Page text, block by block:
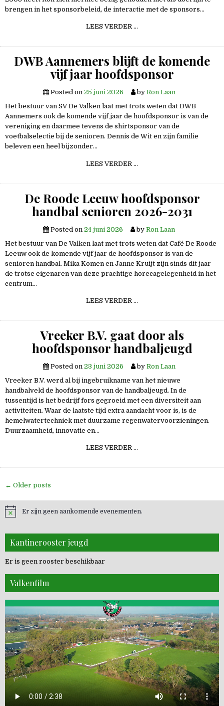
brengen in het sponsorbeleid, de interactie met de sponsors…
LEES VERDER …
VALKEN,
GAAT
HET
VERDER?
DWB Aannemers blijft de komende
vijf jaar hoofdsponsor
Posted on 25 juni 2026 by Ron Laan
Het bestuur van SV De Valken laat met trots weten dat DWB
Aannemers ook de komende vijf jaar de hoofdsponsor is van de
vereniging en daarmee tevens de shirtsponsor van de
voetbalselectie bij de senioren. Dennis de Wit en zijn familie
beleven een heel bijzonder…
LEES VERDER …
DE
VIJF
JAAR
HOOFDSPONSOR
De Roode Leeuw hoofdsponsor
handbal senioren 2026-2031
Posted on 24 juni 2026 by Ron Laan
Het bestuur van De Valken laat met trots weten dat Café De Roode
Leeuw ook de komende vijf jaar de hoofdsponsor is van de
senioren handbal. Mika Komen en Janne Kruijt zijn sinds dit jaar
de trotse eigenaren van deze prachtige horecagelegenheid in het
centrum…
LEES VERDER …
HOOFDSPONSOR
SENIOREN
2026-
2031
Vreeker B.V. gaat door als
hoofdsponsor handbaljeugd
Posted on 23 juni 2026 by Ron Laan
Vreeker B.V. werd al bij ingebruikname van het nieuwe
handbalveld de hoofdsponsor van de handbaljeugd. In de
tussentijd is het bedrijf fors gegroeid met een diversiteit aan
activiteiten. Waar de laatste tijd extra aandacht voor is, is de
hemelwatertechniek met duurzame regenwatervoorzieningen.
Duurzaamheid, innovatie en…
LEES VERDER …
DOOR
Berichten
navigatie
← Older posts
Er zijn geen aankomende evenementen.
Kantinerooster jeugd
Er is geen rooster beschikbaar
Valkenfilm